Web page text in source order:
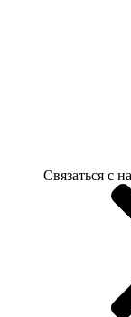
Связаться с